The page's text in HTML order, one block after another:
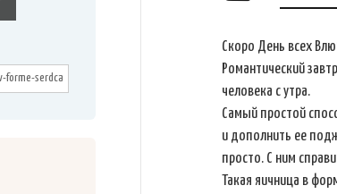
Скоро День всех
Романтический
человека с утра.
Самый простой
и дополнить ее
просто. С ним
Такая яичница в